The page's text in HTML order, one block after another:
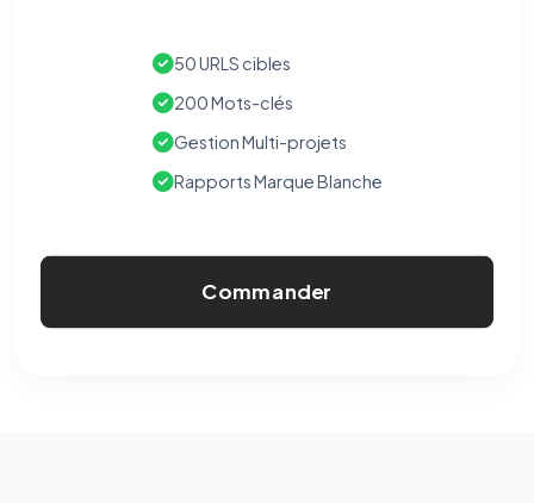
50 URLS cibles
200 Mots-clés
Gestion Multi-projets
Rapports Marque Blanche
Commander